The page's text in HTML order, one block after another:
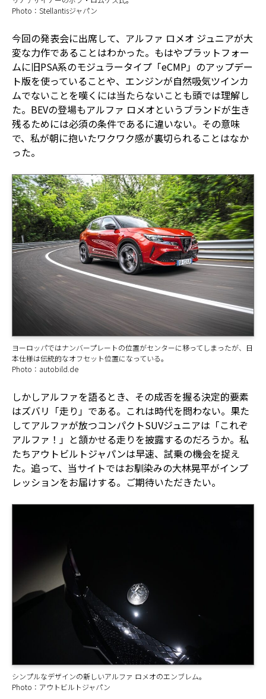
Photo：Stellantisジャパン
今回の発表会に出席して、アルファ ロメオ ジュニアが大
変な力作であることはわかった。もはやプラットフォー
ムに旧PSA系のモジュラータイプ「eCMP」のアップデー
ト版を使っていることや、エンジンが自然吸気ツインカ
ムでないことを嘆くには当たらないことも頭では理解し
た。BEVの登場もアルファ ロメオというブランドが生き
残るためには必須の条件であるに違いない。その意味
で、私が朝に抱いたワクワク感が裏切られることはなか
った。
ヨーロッパではナンバープレートの位置がセンターに移ってしまったが、日
本仕様は伝統的なオフセット位置になっている。
Photo：autobild.de
しかしアルファを語るとき、その成否を握る決定的要素
はズバリ「走り」である。これは時代を問わない。果た
してアルファが放つコンパクトSUVジュニアは「これぞ
アルファ！」と頷かせる走りを披露するのだろうか。私
たちアウトビルトジャパンは早速、試乗の機会を捉え
た。追って、当サイトではお馴染みの大林晃平がインプ
レッションをお届けする。ご期待いただきたい。
シンプルなデザインの新しいアルファ ロメオのエンブレム。
Photo：アウトビルトジャパン